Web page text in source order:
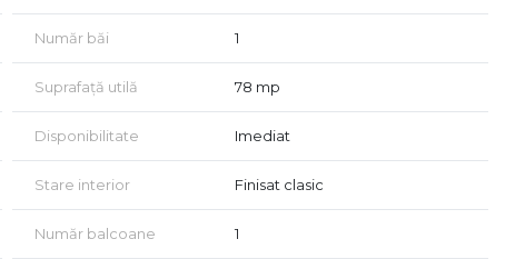
Număr băi 1
Suprafață utilă 78 mp
Disponibilitate Imediat
Stare interior Finisat clasic
Număr balcoane 1